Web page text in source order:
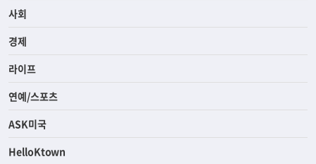
사회
경제
라이프
연예/스포츠
ASK미국
HelloKtown